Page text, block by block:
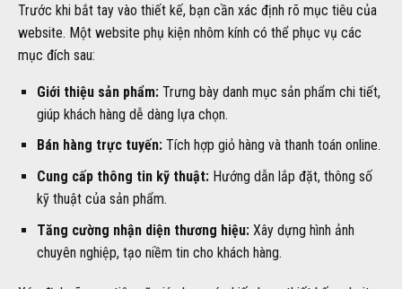
Trước khi bắt tay vào thiết kế, bạn cần xác định rõ mục tiêu của
website. Một website phụ kiện nhôm kính có thể phục vụ các
mục đích sau:
Giới thiệu sản phẩm:Trưng bày danh mục sản phẩm chi tiết,
giúp khách hàng dễ dàng lựa chọn.
Bán hàng trực tuyến:Tích hợp giỏ hàng và thanh toán online.
Cung cấp thông tin kỹ thuật:Hướng dẫn lắp đặt, thông số
kỹ thuật của sản phẩm.
Tăng cường nhận diện thương hiệu:Xây dựng hình ảnh
chuyên nghiệp, tạo niềm tin cho khách hàng.